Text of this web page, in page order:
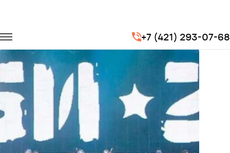
+7 (421) 293-07-68
Транспорт на концерты
Концерт рок-группы «Би-2»